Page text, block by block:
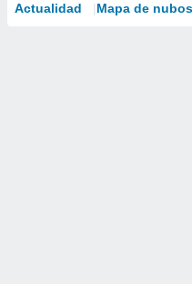
Actualidad Mapa de